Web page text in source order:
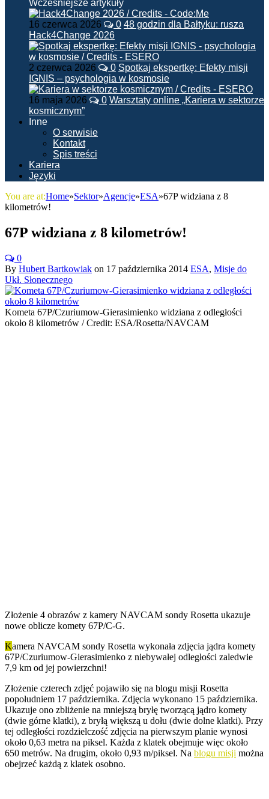
Wcześniejsze artykuły
16 czerwca 2026 0 48 godzin dla Bałtyku: rusza
Hack4Change 2026
2 czerwca 2026 0 Spotkaj ekspertkę: Efekty misji
IGNIS – psychologia w kosmosie
16 maja 2026 0 Warsztaty online „Kariera w sektorze
kosmicznym”
Inne
O serwisie
Kontakt
Spis treści
Kariera
Języki
You are at:Home»Sektor»Agencje»ESA»67P widziana z 8
kilometrów!
67P widziana z 8 kilometrów!
0
By Hubert Bartkowiak on 17 października 2014 ESA, Misje do
Ukł. Słonecznego
Kometa 67P/Czuriumow-Gierasimienko widziana z odległości
około 8 kilometrów / Credit: ESA/Rosetta/NAVCAM
Złożenie 4 obrazów z kamery NAVCAM sondy Rosetta ukazuje
nowe oblicze komety 67P/C-G.
Kamera NAVCAM sondy Rosetta wykonała zdjęcia jądra komety
67P/Czuriumow-Gierasimienko z niebywałej odległości zaledwie
7,9 km od jej powierzchni!
Złożenie czterech zdjęć pojawiło się na blogu misji Rosetta
popołudniem 17 października. Zdjęcia wykonano 15 października.
Ukazuje ono zbliżenie na mniejszą bryłę tworzącą jądro komety
(dwie górne klatki), z bryłą większą u dołu (dwie dolne klatki). Przy
tej odległości rozdzielczość zdjęcia na pierwszym planie wynosi
około 0,63 metra na piksel. Każda z klatek obejmuje więc około
650 metrów. Na drugim, około 0,93 m/piksel. Na blogu misji można
obejrzeć każdą z klatek osobno.